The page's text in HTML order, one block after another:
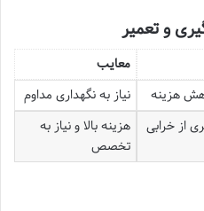
و تعمیر
معایب
هزینه
نیاز به نگهداری مداوم
از خرابی
هزینه بالا و نیاز به
تخصص